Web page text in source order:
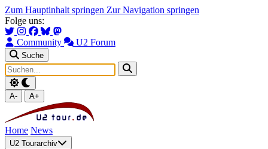
Zum Hauptinhalt springen Zur Navigation springen
Folge uns:
Community U2 Forum
Suche
A- A+
Home News
U2 Tourarchiv